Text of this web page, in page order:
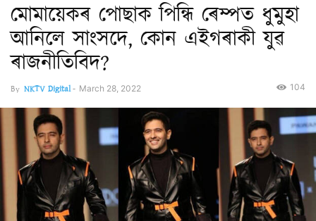
মোমায়েকৰ পোছাক পিন্ধি ৰেম্পত ধুমুহা
আনিলে সাংসদে, কোন এইগৰাকী যুৱ
ৰাজনীতিবিদ?
By NKTV Digital- March 28, 2022 104